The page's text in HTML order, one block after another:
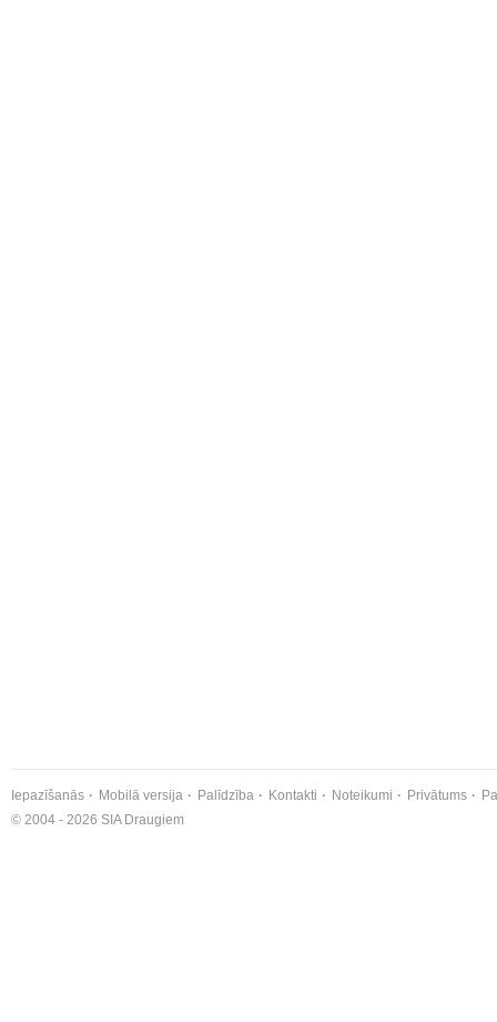
Iepazīšanās Mobilā versija Palīdzība Kontakti Noteikumi Privātums
© 2004 - 2026 SIA Draugiem